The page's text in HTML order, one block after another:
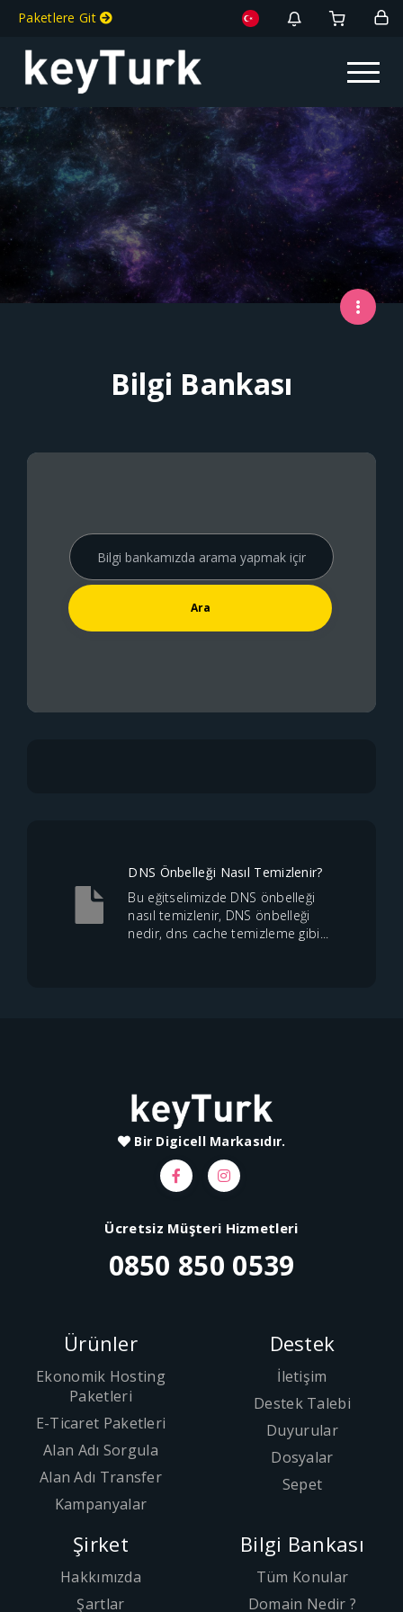
Paketlere Git
Toggle
Bilgi Bankası
DNS Önbelleği Nasıl Temizlenir?
Bu eğitselimizde DNS önbelleği
nasıl temizlenir, DNS önbelleği
nedir, dns cache temizleme gibi...
Bir Digicell Markasıdır.
Ücretsiz Müşteri Hizmetleri
0850 850 0539
Ürünler
Ekonomik Hosting
Paketleri
E-Ticaret Paketleri
Alan Adı Sorgula
Alan Adı Transfer
Kampanyalar
Destek
İletişim
Destek Talebi
Duyurular
Dosyalar
Sepet
Şirket
Hakkımızda
Şartlar
Bilgi Bankası
Tüm Konular
Domain Nedir ?